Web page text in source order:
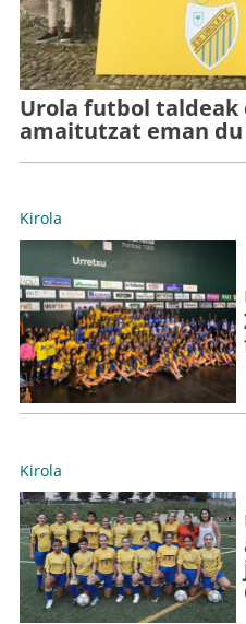
Urola futbol taldeak
amaitutzat eman du
Kirola
Kirola